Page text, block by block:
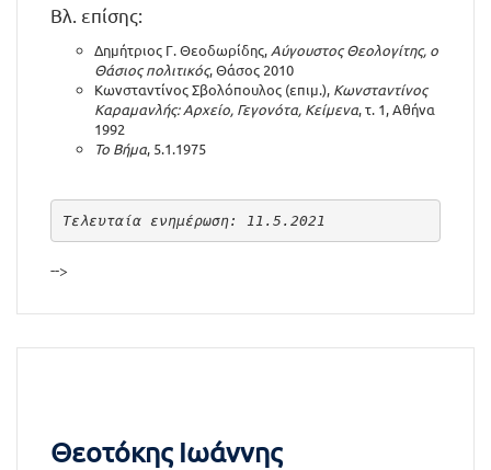
Βλ. επίσης:
Δημήτριος Γ. Θεοδωρίδης, Αύγουστος Θεολογίτης, ο
Θάσιος πολιτικός, Θάσος 2010
Κωνσταντίνος Σβολόπουλος (επιμ.), Κωνσταντίνος
Καραμανλής: Αρχείο, Γεγονότα, Κείμενα, τ. 1, Αθήνα
1992
Το Βήμα, 5.1.1975
Τελευταία ενημέρωση: 11.5.2021
-->
Θεοτόκης Ιωάννης